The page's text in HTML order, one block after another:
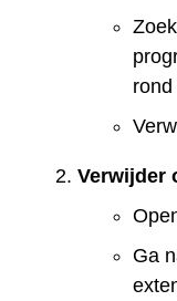
Verwijder
Ga